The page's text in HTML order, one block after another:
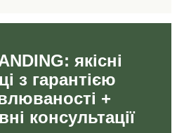
якісні
з гарантією
+
консультації